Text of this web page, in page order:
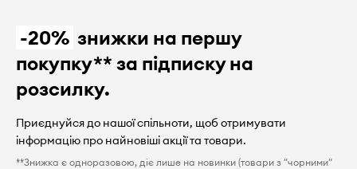
-20% знижки на першу
покупку** за підписку на
розсилку.
Приєднуйся до нашої спільноти, щоб отримувати
інформацію про найновіші акції та товари.
**Знижка є одноразовою, діє лише на новинки (товари з "чорними"